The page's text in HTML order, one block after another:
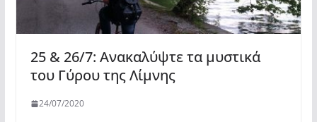
25 & 26/7: Ανακαλύψτε τα μυστικά
του Γύρου της Λίμνης
24/07/2020